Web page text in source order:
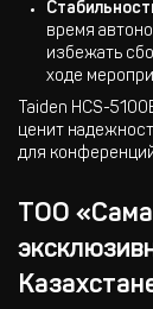
время
избежать
ходе
Taiden HCS-
ценит
для
ТОО